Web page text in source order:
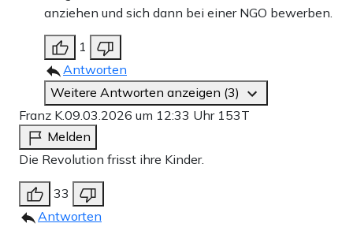
anziehen und sich dann bei einer NGO bewerben.
1
Antworten
Weitere Antworten anzeigen (3)
Franz K.09.03.2026 um 12:33 Uhr 153T
Melden
Die Revolution frisst ihre Kinder.
33
Antworten